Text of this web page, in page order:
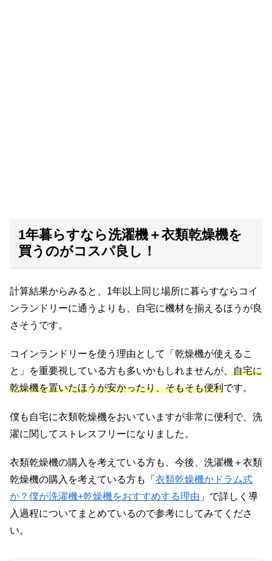
1年暮らすなら洗濯機＋衣類乾燥機を
買うのがコスパ良し！
計算結果からみると、1年以上同じ場所に暮らすならコイ
ンランドリーに通うよりも、自宅に機材を揃えるほうが良
さそうです。
コインランドリーを使う理由として「乾燥機が使えるこ
と」を重要視している方も多いかもしれませんが、 自宅に
乾燥機を置いたほうが安かったり、そもそも便利です。
僕も自宅に衣類乾燥機をおいていますが非常に便利で、洗
濯に関してストレスフリーになりました。
衣類乾燥機の購入を考えている方も、今後、洗濯機＋衣類
乾燥機の購入を考えている方も「 衣類乾燥機かドラム式
か？僕が洗濯機+乾燥機をおすすめする理由 」で詳しく導
入過程についてまとめているので参考にしてみてくださ
い。